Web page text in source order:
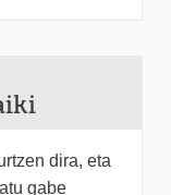
dira, eta
gabe